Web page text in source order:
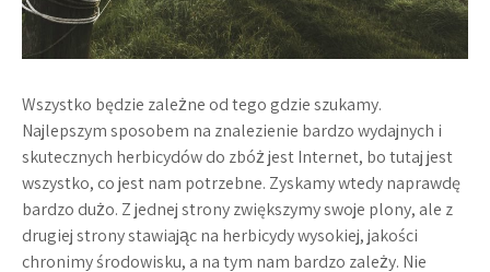
Wszystko będzie zależne od tego gdzie szukamy.
Najlepszym sposobem na znalezienie bardzo wydajnych i
skutecznych herbicydów do zbóż jest Internet, bo tutaj jest
wszystko, co jest nam potrzebne. Zyskamy wtedy naprawdę
bardzo dużo. Z jednej strony zwiększymy swoje plony, ale z
drugiej strony stawiając na herbicydy wysokiej, jakości
chronimy środowisku, a na tym nam bardzo zależy. Nie